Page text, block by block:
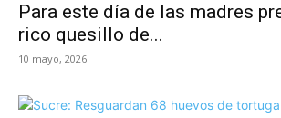
Para este día de las madres
rico quesillo de...
10 mayo, 2026